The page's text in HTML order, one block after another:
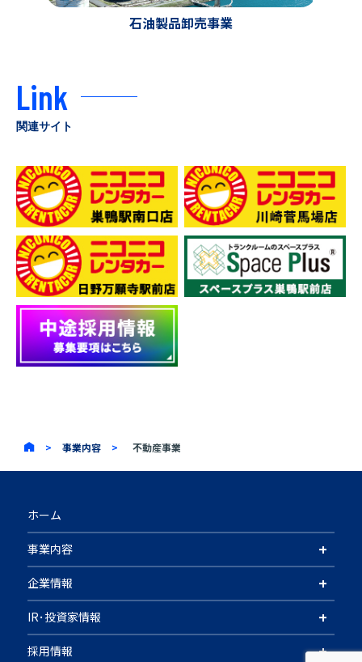
石油製品卸売事業
Link
関連サイト
> 事業内容 > 不動産事業
ホーム
事業内容 +
企業情報 +
IR･投資家情報 +
採用情報 +